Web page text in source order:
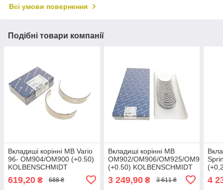
Всі умови повернення
Подібні товари компанії
Вкладиші корінні MB Vario
96- OM904/OM900 (+0.50)
KOLBENSCHMIDT
619,20 ₴ 688 ₴
Вкладиші корінні MB
OM902/OM906/OM925/OM926
(+0.50) KOLBENSCHMIDT
3 249,90₴ 3 611 ₴ 4